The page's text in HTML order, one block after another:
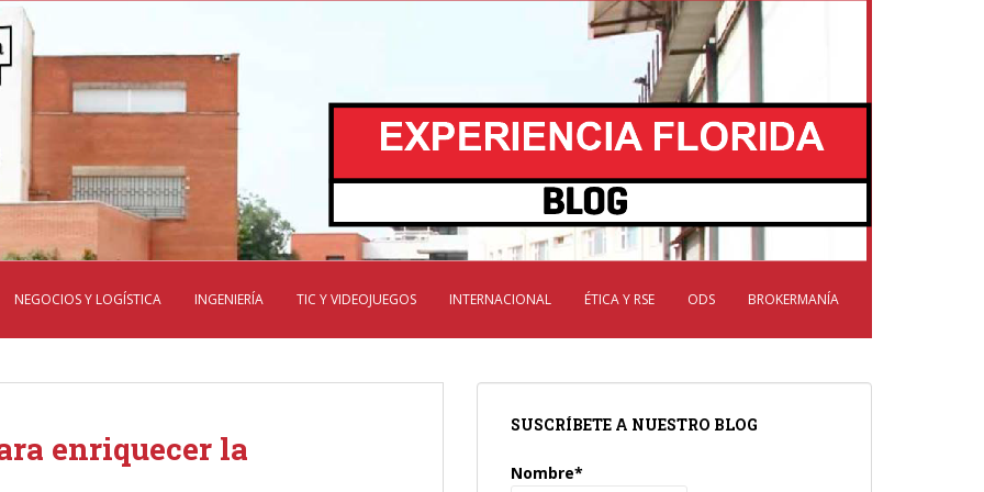
NEGOCIOS Y LOGÍSTICA INGENIERÍA TIC Y VIDEOJUEGOS INTERNACIONAL ÉTICA Y RSE ODS BROKERMANÍA
enriquecer la
SUSCRÍBETE A NUESTRO BLOG
Nombre*